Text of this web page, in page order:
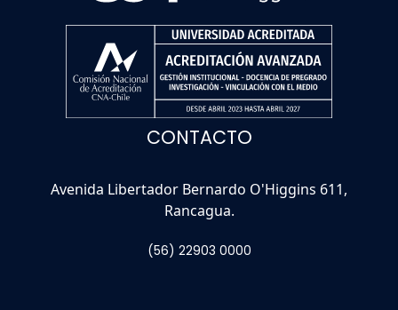
CONTACTO
Avenida Libertador Bernardo O'Higgins 611,
Rancagua.
(56) 22903 0000